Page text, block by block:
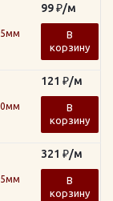
99₽/м
В
корзину
121 ₽/м
В
корзину
321 ₽/м
В
корзину